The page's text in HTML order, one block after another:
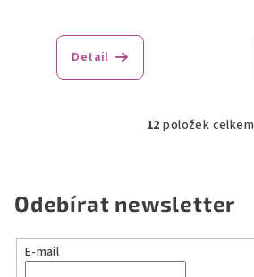
Detail
O
á
d
a
12 položek celkem
Odebírat newsletter
E-mail